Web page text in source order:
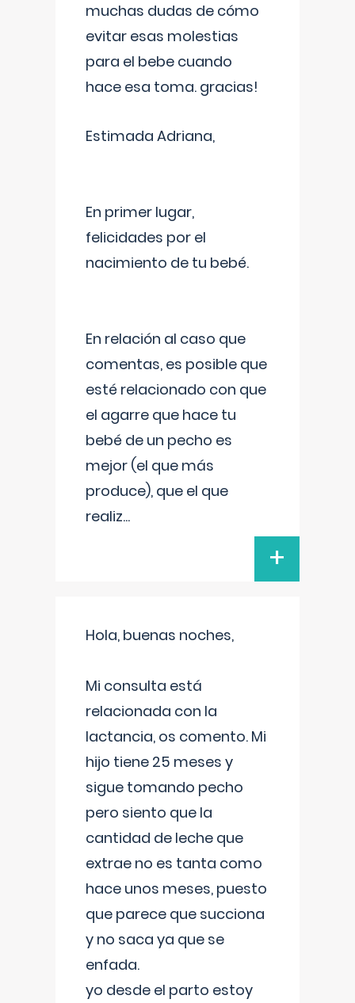
muchas dudas de cómo
evitar esas molestias
para el bebe cuando
hace esa toma. gracias!
Estimada Adriana,
En primer lugar,
felicidades por el
nacimiento de tu bebé.
En relación al caso que
comentas, es posible que
esté relacionado con que
el agarre que hace tu
bebé de un pecho es
mejor (el que más
produce), que el que
realiz...
+
Hola, buenas noches,
Mi consulta está
relacionada con la
lactancia, os comento. Mi
hijo tiene 25 meses y
sigue tomando pecho
pero siento que la
cantidad de leche que
extrae no es tanta como
hace unos meses, puesto
que parece que succiona
y no saca ya que se
enfada.
yo desde el parto estoy